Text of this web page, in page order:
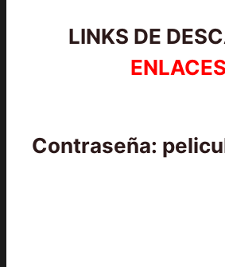
LINKS DE
ENLACES
Contraseña: